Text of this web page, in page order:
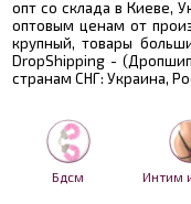
опт со склада в Киеве,
оптовым ценам от
крупный, товары
DropShipping -
странам СНГ: Украина,
Бдсм Интим